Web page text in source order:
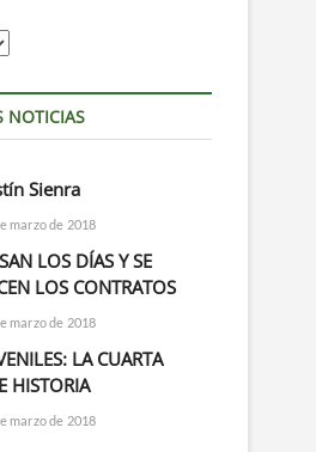
NOTICIAS
Sienra
marzo de 2018
LOS DÍAS Y SE
LOS CONTRATOS
marzo de 2018
LA CUARTA
HISTORIA
marzo de 2018